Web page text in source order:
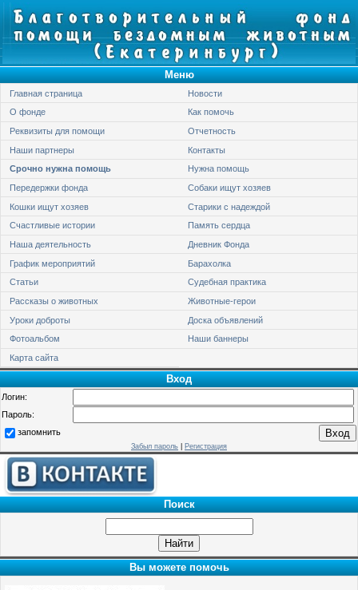
Меню
Главная страница
Новости
О фонде
Как помочь
Реквизиты для помощи
Отчетность
Наши партнеры
Контакты
Срочно нужна помощь
Нужна помощь
Передержки фонда
Собаки ищут хозяев
Кошки ищут хозяев
Старики с надеждой
Счастливые истории
Память сердца
Наша деятельность
Дневник Фонда
График мероприятий
Барахолка
Статьи
Судебная практика
Рассказы о животных
Животные-герои
Уроки доброты
Доска объявлений
Фотоальбом
Наши баннеры
Карта сайта
Вход
Логин:
Пароль:
запомнить
Забыл пароль Регистрация
Поиск
Вы можете помочь